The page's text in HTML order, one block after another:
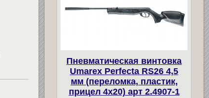
Пневматическая винтовка
Umarex Perfecta RS26 4,5
мм (переломка, пластик,
прицел 4x20) арт 2.4907-1